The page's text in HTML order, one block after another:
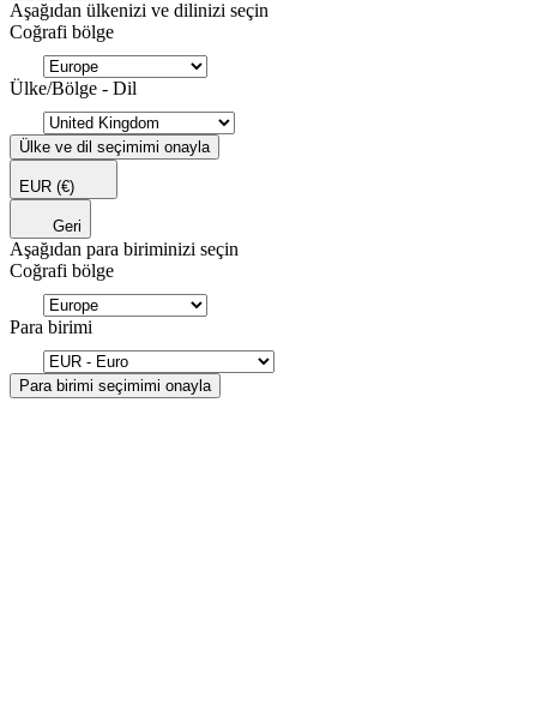
Aşağıdan ülkenizi ve dilinizi seçin
Coğrafi bölge
Ülke/Bölge - Dil
Ülke ve dil seçimimi onayla
EUR (€)
Geri
Aşağıdan para biriminizi seçin
Coğrafi bölge
Para birimi
Para birimi seçimimi onayla